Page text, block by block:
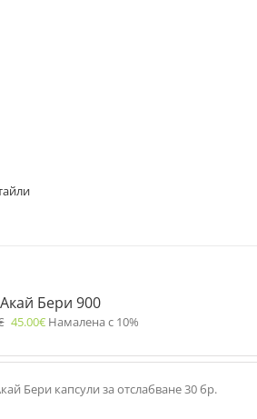
Бери 900
45.00€ Намалена с 10%
Бери капсули за отслабване 30 бр.